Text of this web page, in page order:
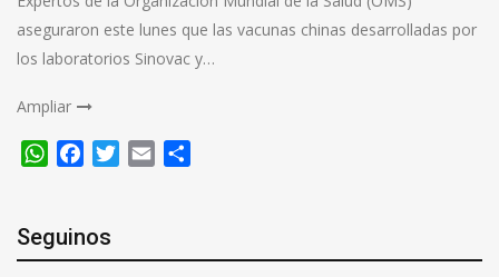
aseguraron este lunes que las vacunas chinas desarrolladas por
los laboratorios Sinovac y…
Ampliar
WhatsApp
FacebookTwitter
Email
Seguinos